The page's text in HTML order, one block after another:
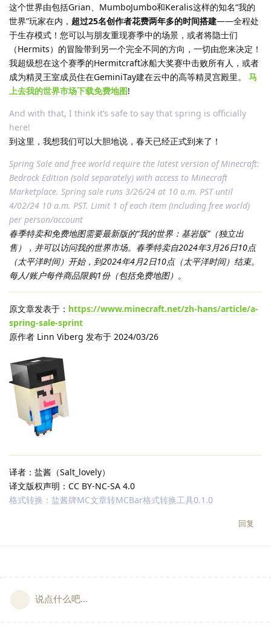
这个世界由包括Grian、MumboJumbo和Keralis这样的知名“我的
世界”玩家在内， 超过25名创作者花费两年多的时间搭建——全程处
于生存模式！您可以与朋友重现赛季中的场景，或者将隐士们
（Hermits）的冒险带到另一个完全不同的方向，一切由您来决定！
我超级想在这个赛季的Hermitcraft冰船大奖赛中击败所有人，或者
成为精灵王室成员住在GeminiTay建在云中的高等精灵宫殿里。 马
上去我的世界市场下载免费地图!
And with that, I think it’s safe to say that spring is officially
here!
到这里，我想我们可以大胆地说，春天已经正式到来了！
Spring Sale and free world require the latest version of Minecraft:
Bedrock Edition (sold separately) with access to Minecraft
Marketplace. Spring sale runs 3/26/24 at 10 a.m. PST until
4/02/24 10 a.m. PST. Limit 1 of each item (including free world)
per person/account
春季特卖和免费地图需要最新版的“我的世界：基岩版”（独立出
售），并可以访问我的世界市场。春季特卖自2024年3月26日10点
（太平洋时间）开始，到2024年4月2日10点（太平洋时间）结束。
每人/账户每件商品限购1份（包括免费地图）。
原文章发表于： https://www.minecraft.net/zh-hans/article/a-
spring-sale-sprint
原作者 Linn Viberg 发布于 2024/03/26
译者：盐酱（Salt_lovely）
译文版权声明：CC BY-NC-SA 4.0
格式转换：盐酱牌MC文章转MCBar格式转换工具0.1.0
回复
说点什么吧...